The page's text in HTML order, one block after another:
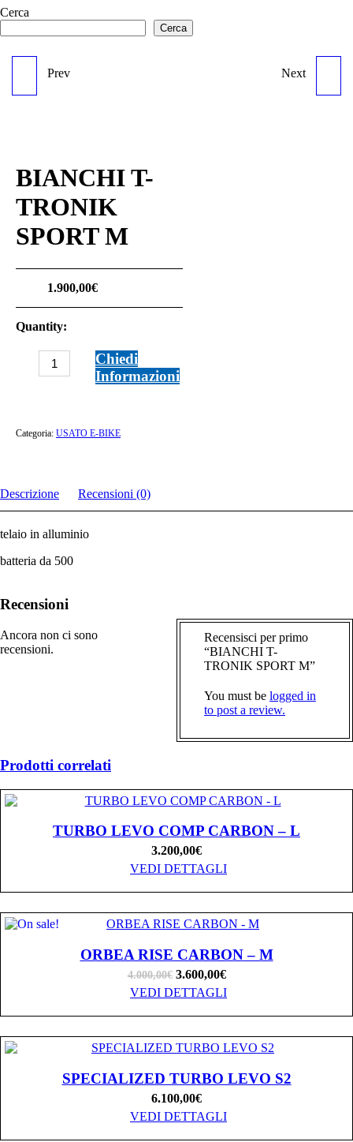
Cerca
Cerca
Prev SPECIALIZED KENEVO
Next
BIANCHI T-
TRONIK
SPORT M
1.900,00€
Quantity:
BIANCHI
quantità
Chiedi
Informazioni
Categoria: USATO E-BIKE
Descrizione Recensioni (0)
telaio in alluminio
batteria da 500
Recensioni
Ancora non ci sono
recensioni.
Recensisci per primo
“BIANCHI T-
TRONIK SPORT M”
You must be logged in
to post a review.
Prodotti correlati
TURBO LEVO COMP CARBON – L
3.200,00€
VEDI DETTAGLI
ORBEA RISE CARBON – M
4.000,00€ Il
prezzo
originale
era:
3.600,00€Il
prezzo
attuale
è:
VEDI DETTAGLI
SPECIALIZED TURBO LEVO S2
6.100,00€
VEDI DETTAGLI